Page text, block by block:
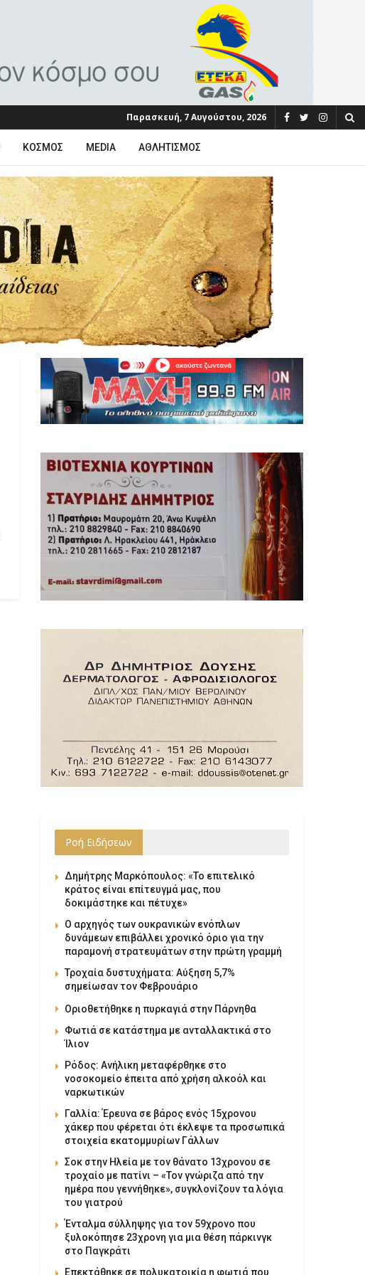
Παρασκευή, 7 Αυγούστου, 2026
ΚΌΣΜΟΣ MEDIA ΑΘΛΗΤΙΣΜΌΣ
Ροή Ειδήσεων
Δημήτρης Μαρκόπουλος: «Το επιτελικό
κράτος είναι επίτευγμά μας, που
δοκιμάστηκε και πέτυχε»
Ο αρχηγός των ουκρανικών ενόπλων
δυνάμεων επιβάλλει χρονικό όριο για την
παραμονή στρατευμάτων στην πρώτη γραμμή
Τροχαία δυστυχήματα: Αύξηση 5,7%
σημείωσαν τον Φεβρουάριο
Οριοθετήθηκε η πυρκαγιά στην Πάρνηθα
Φωτιά σε κατάστημα με ανταλλακτικά στο
Ίλιον
Ρόδος: Ανήλικη μεταφέρθηκε στο
νοσοκομείο έπειτα από χρήση αλκοόλ και
ναρκωτικών
Γαλλία: Έρευνα σε βάρος ενός 15χρονου
χάκερ που φέρεται ότι έκλεψε τα προσωπικά
στοιχεία εκατομμυρίων Γάλλων
Σοκ στην Ηλεία με τον θάνατο 13χρονου σε
τροχαίο με πατίνι – «Τον γνώριζα από την
ημέρα που γεννήθηκε», συγκλονίζουν τα λόγια
του γιατρού
Ένταλμα σύλληψης για τον 59χρονο που
ξυλοκόπησε 23χρονη για μια θέση πάρκινγκ
στο Παγκράτι
Επεκτάθηκε σε πολυκατοικία η φωτιά που